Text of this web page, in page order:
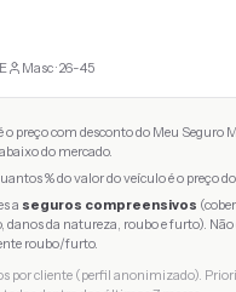
Masc · 26-45
o preço com desconto do Meu Seguro
do mercado.
% do valor do veículo é o preço
a seguros compreensivos
danos da natureza, roubo e furto).
roubo/furto.
por cliente (perfil anonimizado).